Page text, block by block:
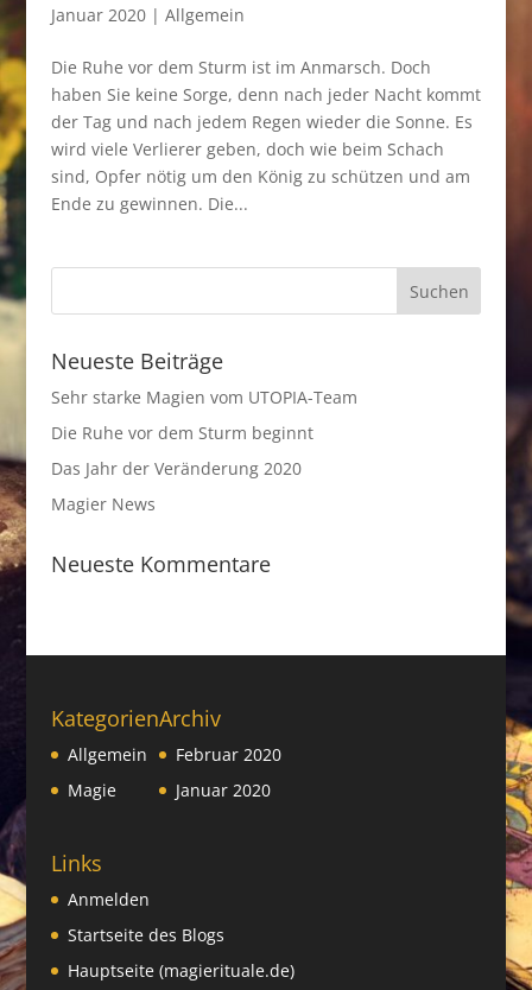
Januar 2020| Allgemein
Die Ruhe vor dem Sturm ist im Anmarsch. Doch
haben Sie keine Sorge, denn nach jeder Nacht kommt
der Tag und nach jedem Regen wieder die Sonne. Es
wird viele Verlierer geben, doch wie beim Schach
sind, Opfer nötig um den König zu schützen und am
Ende zu gewinnen. Die...
Neueste Beiträge
Sehr starke Magien vom UTOPIA-Team
Die Ruhe vor dem Sturm beginnt
Das Jahr der Veränderung 2020
Magier News
Neueste Kommentare
Kategorien
Allgemein
Magie
Archiv
Februar 2020
Januar 2020
Links
Anmelden
Startseite des Blogs
Hauptseite (magierituale.de)